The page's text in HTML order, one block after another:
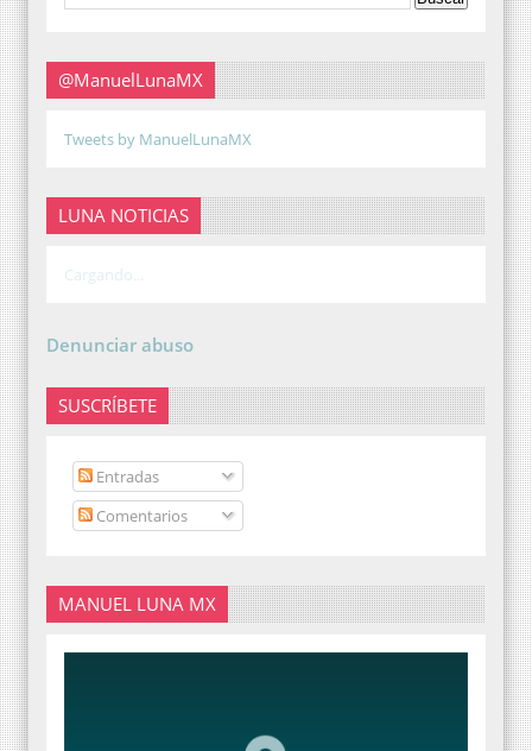
@ManuelLunaMX
Tweets by ManuelLunaMX
LUNA NOTICIAS
Cargando...
Denunciar abuso
SUSCRÍBETE
Entradas
Comentarios
MANUEL LUNA MX